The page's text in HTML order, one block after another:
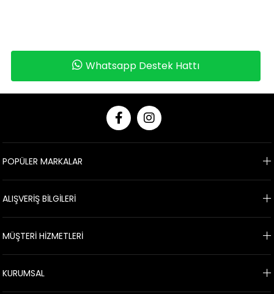
Whatsapp Destek Hattı
POPÜLER MARKALAR
ALIŞVERİŞ BİLGİLERİ
MÜŞTERİ HİZMETLERİ
KURUMSAL